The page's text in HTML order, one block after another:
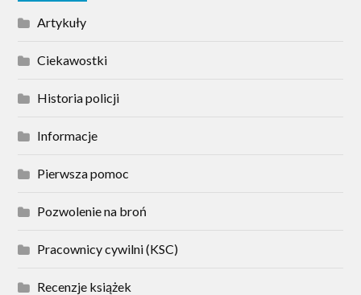
Artykuły
Ciekawostki
Historia policji
Informacje
Pierwsza pomoc
Pozwolenie na broń
Pracownicy cywilni (KSC)
Recenzje książek